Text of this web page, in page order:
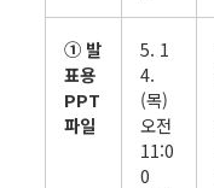
① 발
표용
PPT
파일
5. 1
4.
(목)
오전
11:0
0